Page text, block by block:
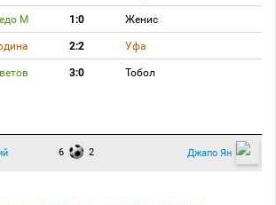
М 1:0 Женис
2:2 Уфа
3:0 Тобол
6 2 Джапо Ян